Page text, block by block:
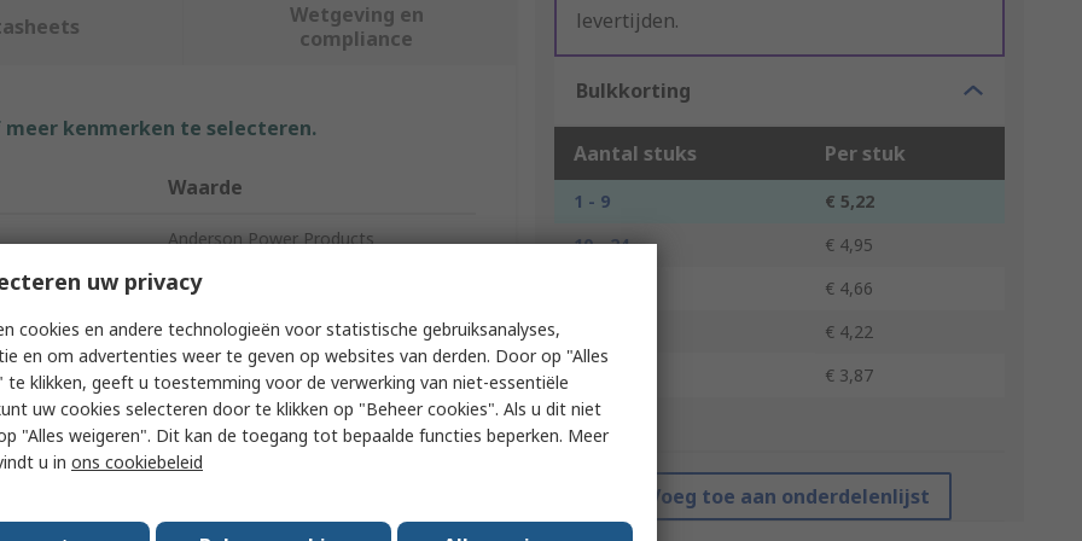
levertijden.
Bulkkorting
Aantal stuks Per stuk
1 - 9
€ 5,22
10 - 24
€ 4,95
€ 4,66
€ 4,22
€ 3,87
*prijsindicatie
Voeg toe aan onderdelenlijst
Wetgeving en
compliance
kenmerken te selecteren.
Waarde
Anderson Power Products
Battery Connector
2
50A
Cable
Male
uw privacy
cookies en andere technologieën voor statistische gebruiksanalyses,
en om advertenties weer te geven op websites van derden. Door op "Alles
te klikken, geeft u toestemming voor de verwerking van niet-essentiële
uw cookies selecteren door te klikken op "Beheer cookies". Als u dit niet
"Alles weigeren". Dit kan de toegang tot bepaalde functies beperken. Meer
u in ons cookiebeleid